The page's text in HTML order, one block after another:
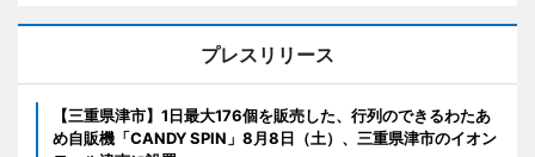
プレスリリース
【三重県津市】1日最大176個を販売した、行列のできるわたあ
め自販機「CANDY SPIN」8月8日（土）、三重県津市のイオン